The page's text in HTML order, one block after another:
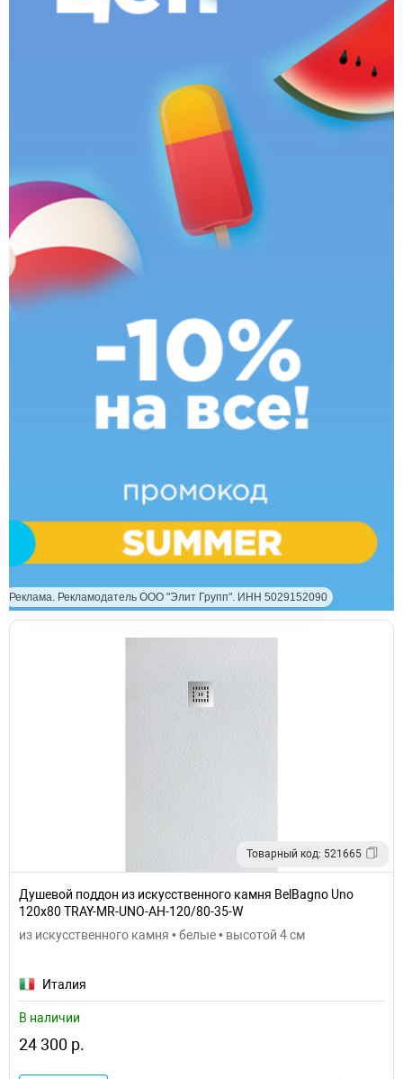
Реклама. Рекламодатель ООО "Элит Групп". ИНН 5029152090
Товарный код: 521665
Душевой поддон из искусственного камня BelBagno Uno
120x80 TRAY-MR-UNO-AH-120/80-35-W
из искусственного камня • белые • высотой 4 см
Италия
В наличии
24 300 р.